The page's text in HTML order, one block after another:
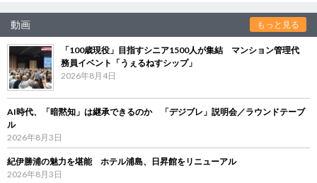
動画 もっと見る
「100歳現役」目指すシニア1500人が集結 マンション管理代
務員イベント「うぇるねすシップ」
2026年8月4日
AI時代、「暗黙知」は継承できるのか 「デジブレ」説明会／ラウンドテーブ
ル
2026年8月3日
紀伊勝浦の魅力を堪能 ホテル浦島、日昇館をリニューアル
2026年8月3日